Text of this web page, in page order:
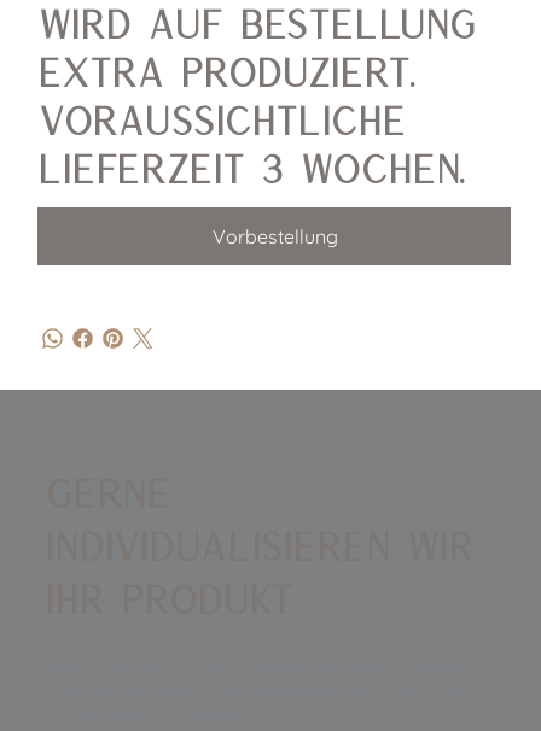
Wird auf Bestellung
extra produziert.
Voraussichtliche
Lieferzeit 3 Wochen.
Vorbestellung